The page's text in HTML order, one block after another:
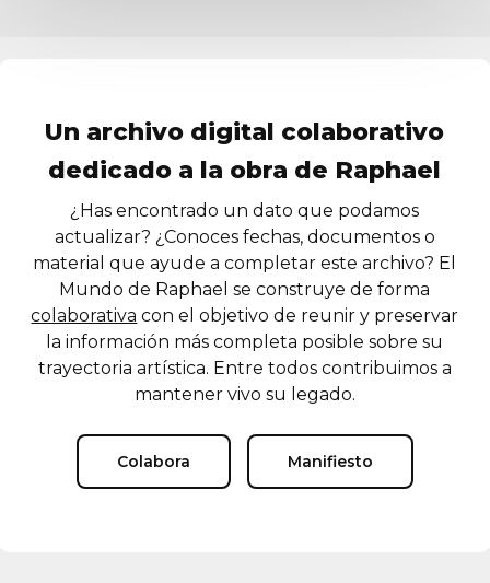
Un archivo digital colaborativo
dedicado a la obra de Raphael
¿Has encontrado un dato que podamos
actualizar? ¿Conoces fechas, documentos o
material que ayude a completar este archivo? El
Mundo de Raphael se construye de forma
colaborativa con el objetivo de reunir y preservar
la información más completa posible sobre su
trayectoria artística. Entre todos contribuimos a
mantener vivo su legado.
Colabora Manifiesto